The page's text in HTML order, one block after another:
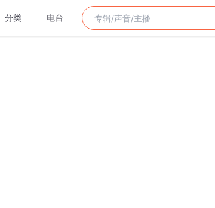
分类 电台